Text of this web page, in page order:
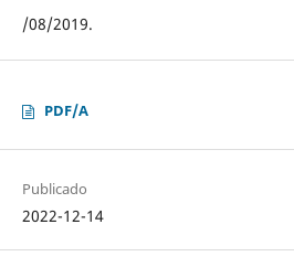
/08/2019.
PDF/A
Publicado
2022-12-14